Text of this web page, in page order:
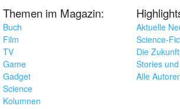
Themen im Magazin:
Buch
Film
TV
Game
Gadget
Science
Kolumnen
Aktuelle
Science-
Die
Stories
Alle